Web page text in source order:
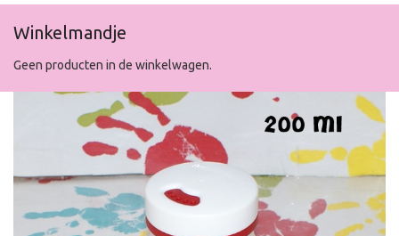
Winkelmandje
Geen producten in de winkelwagen.